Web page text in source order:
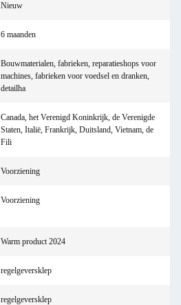
Nieuw
6 maanden
Bouwmaterialen, fabrieken, reparatieshops voor
machines, fabrieken voor voedsel en dranken,
detailha
Canada, het Verenigd Koninkrijk, de Verenigde
Staten, Italië, Frankrijk, Duitsland, Vietnam, de
Fili
Voorziening
Voorziening
Warm product 2024
regelgeversklep
regelgeversklep